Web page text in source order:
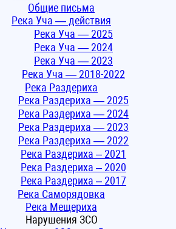
Общие письма
Река Уча — действия
Река Уча — 2025
Река Уча — 2024
Река Уча — 2023
Река Уча — 2018-2022
Река Раздериха
Река Раздериха — 2025
Река Раздериха — 2024
Река Раздериха — 2023
Река Раздериха — 2022
Река Раздериха – 2021
Река Раздериха – 2020
Река Раздериха – 2017
Река Саморядовка
Река Мещериха
Нарушения ЗСО